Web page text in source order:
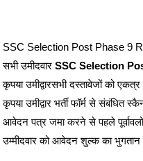
SSC Selection Post Phase 9
सभी उमीदवार SSC Selection
कृपया उमीद्वारसभी दस्तावेजों को
कृपया उमीद्वार भर्ती फॉर्म से
आवेदन पत्र जमा करने से पहले
उम्मीदवार को आवेदन शुल्क का